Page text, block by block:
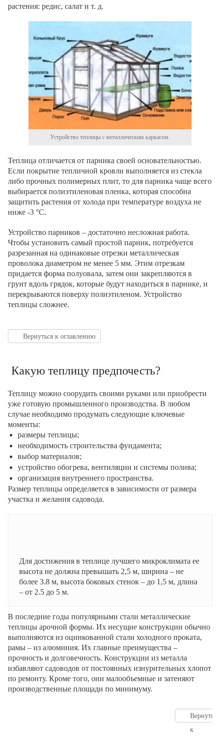
растения: редис, салат и т. д.
Устройство теплицы с металлическим каркасом.
Теплица отличается от парника своей основательностью.
Если покрытие тепличной кровли выполняется из стекла
либо прочных полимерных плит, то для парника чаще всего
выбирается полиэтиленовая пленка, которая способна
защитить растения от холода при температуре воздуха не
ниже -3 °С.
Устройство парников – достаточно несложная работа.
Чтобы установить самый простой парник, потребуется
разрезанная на одинаковые отрезки металлическая
проволока диаметром не менее 5 мм. Этим отрезкам
придается форма полуовала, затем они закрепляются в
грунт вдоль грядок, которые будут находиться в парнике, и
перекрываются поверху полиэтиленом. Устройство
теплицы сложнее.
Вернуться к оглавлению
Какую теплицу предпочесть?
Теплицу можно соорудить своими руками или приобрести
уже готовую промышленного производства. В любом
случае необходимо продумать следующие ключевые
моменты:
размеры теплицы;
необходимость строительства фундамента;
выбор материалов;
устройство обогрева, вентиляции и системы полива;
организация внутреннего пространства.
Размер теплицы определяется в зависимости от размера
участка и желания садовода.
Для достижения в теплице лучшего микроклимата ее
высота не должна превышать 2,5 м, ширина – не
более 3.8 м, высота боковых стенок – до 1,5 м, длина
– от 2.5 до 5 м.
В последние годы популярными стали металлические
теплицы арочной формы. Их несущие конструкции обычно
выполняются из оцинкованной стали холодного проката,
рамы – из алюминия. Их главные преимущества –
прочность и долговечность. Конструкции из металла
избавляют садоводов от постоянных изнурительных хлопот
по ремонту. Кроме того, они малообъемные и затеняют
производственные площади по минимуму.
Вернуться
к